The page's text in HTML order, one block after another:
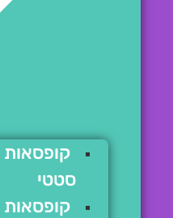
קופסאות
סטטי
קופסאות